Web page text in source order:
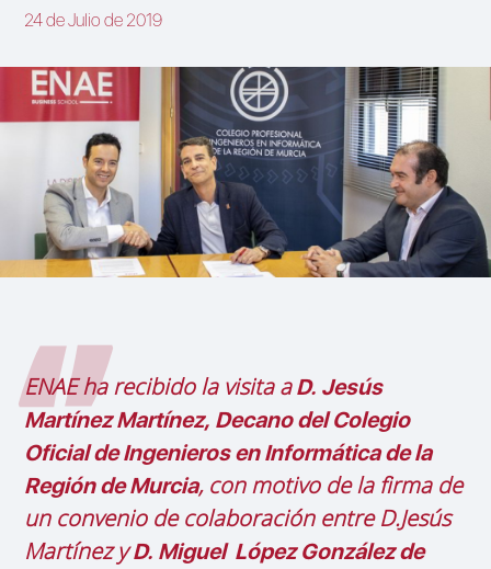
24 de Julio de 2019
ENAE ha recibido la visita aD. Jesús
Martínez Martínez, Decano del Colegio
Oficial de Ingenieros en Informática de la
Región de Murcia, con motivo de la firma de
un convenio de colaboración entre D.Jesús
Martínez yD. Miguel López González de